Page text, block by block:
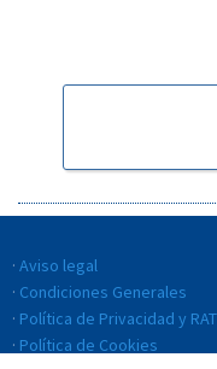
Aviso legal
Condiciones Generales
Política de Privacidad y RAT
Política de Cookies